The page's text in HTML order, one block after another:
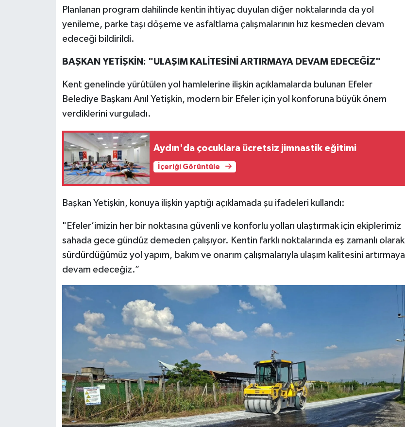
Planlanan program dahilinde kentin ihtiyaç duyulan diğer noktalarında da yol
yenileme, parke taşı döşeme ve asfaltlama çalışmalarının hız kesmeden devam
edeceği bildirildi.
BAŞKAN YETİŞKİN: "ULAŞIM KALİTESİNİ ARTIRMAYA DEVAM EDECEĞİZ"
Kent genelinde yürütülen yol hamlelerine ilişkin açıklamalarda bulunan Efeler
Belediye Başkanı Anıl Yetişkin, modern bir Efeler için yol konforuna büyük önem
verdiklerini vurguladı.
Aydın'da çocuklara ücretsiz jimnastik eğitimi
İçeriği Görüntüle
Başkan Yetişkin, konuya ilişkin yaptığı açıklamada şu ifadeleri kullandı:
"Efeler’imizin her bir noktasına güvenli ve konforlu yolları ulaştırmak için ekiplerimiz
sahada gece gündüz demeden çalışıyor. Kentin farklı noktalarında eş zamanlı olarak
sürdürdüğümüz yol yapım, bakım ve onarım çalışmalarıyla ulaşım kalitesini artırmaya
devam edeceğiz.”